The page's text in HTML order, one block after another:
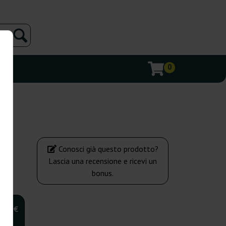
0
€
Conosci già questo prodotto?
Lascia una recensione e ricevi un
bonus.